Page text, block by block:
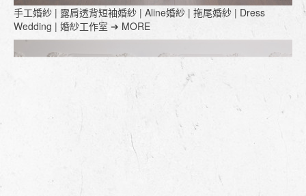
手工婚紗 | 露肩透背短袖婚紗 | Aline婚紗 | 拖尾婚紗 | Dress
Wedding | 婚紗工作室 ➔ MORE